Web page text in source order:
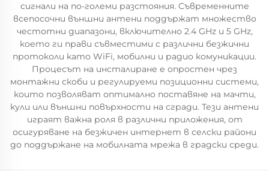
сигнали на по-големи разстояния. Съвременните
всепосочни външни антени поддържат множество
честотни диапазони, включително 2.4 GHz и 5 GHz,
което ги прави съвместими с различни безжични
протоколи като WiFi, мобилни и радио комуникации.
Процесът на инсталиране е опростен чрез
монтажни скоби и регулируеми позиционни системи,
които позволяват оптимално поставяне на мачти,
кули или външни повърхности на сгради. Тези антени
играят важна роля в различни приложения, от
осигуряване на безжичен интернет в селски райони
до поддържане на мобилната мрежа в градски среди.